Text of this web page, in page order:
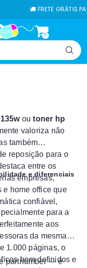
FRETE GRÁTIS PARA
0
outoner hp
valoriza não
também
reposição para o
entre os
empresas,
e home office que
confiável,
e diferenciais
para a
aos
da mesma
1.000 páginas, o
bem definidos e
partnumber — é